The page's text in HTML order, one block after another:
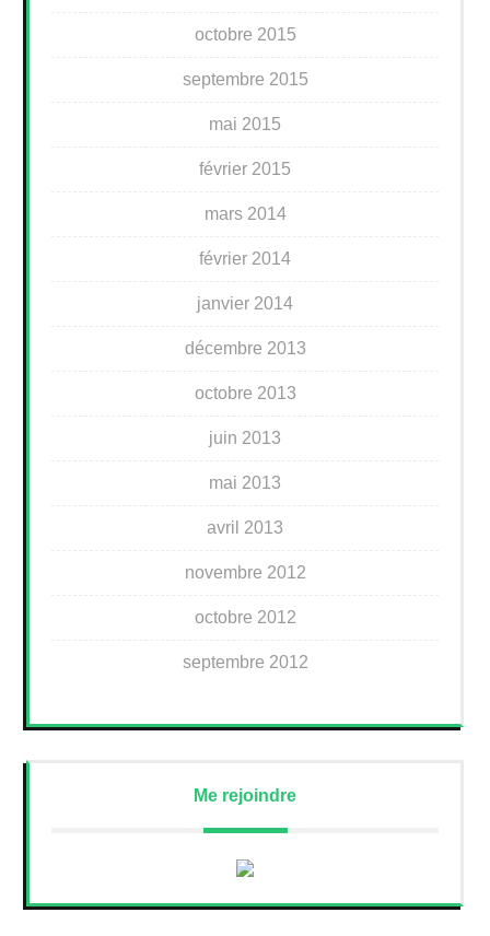
octobre 2015
septembre 2015
mai 2015
février 2015
mars 2014
février 2014
janvier 2014
décembre 2013
octobre 2013
juin 2013
mai 2013
avril 2013
novembre 2012
octobre 2012
septembre 2012
Me rejoindre